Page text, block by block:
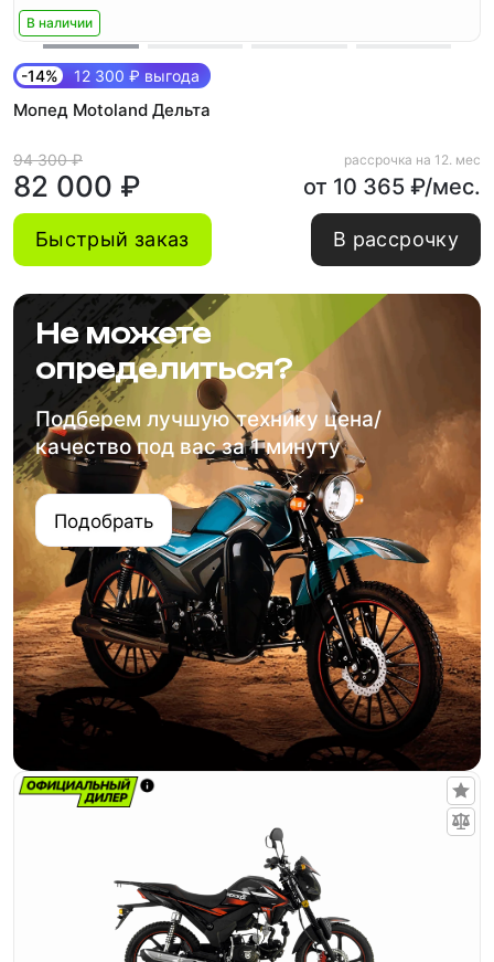
В наличии
-14% 12 300 ₽ выгода
Мопед Motoland Дельта
94 300 ₽
82 000 ₽
рассрочка на 12. мес
от 10 365 ₽/мес.
Быстрый заказ В рассрочку
Не можете
определиться?
Подберем лучшую технику цена/
качество под вас за 1 минуту
Подобрать